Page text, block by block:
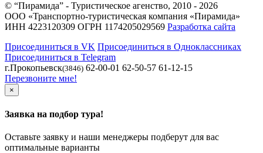
© “Пирамида” - Туристическое агенство, 2010 - 2026
ООО «Транспортно-туристическая компания «Пирамида»
ИНН 4223120309 ОГРН 1174205029569 Разработка сайта
Присоединиться в VK Присоединиться в Одноклассниках
Присоединиться в Telegram
г.Прокопьевск(3846) 62-00-01 62-50-57 61-12-15
Перезвоните мне!
×
Заявка на подбор тура!
Оставьте заявку и наши менеджеры подберут для вас
оптимальные варианты